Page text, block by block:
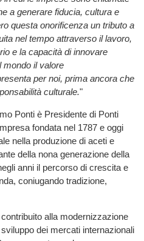
a generare fiducia, cultura e
questa onorificenza un tributo a
nel tempo attraverso il lavoro,
e la capacità di innovare
mondo il valore
per noi, prima ancora che
culturale."
Ponti è Presidente di Ponti
fondata nel 1787 e oggi
nella produzione di aceti e
della nona generazione della
anni il percorso di crescita e
coniugando tradizione,
alla modernizzazione
dei mercati internazionali